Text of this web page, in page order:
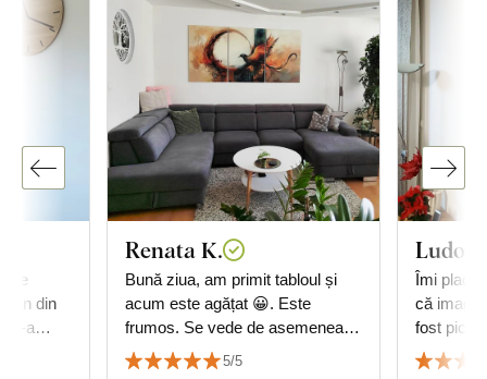
de
din
S-a
Renata K.
Bună ziua, am primit tabloul și
acum este agățat 😀. Este
frumos. Se vede de asemenea și
copacul vieții cumpărat de la
5/5
Îmi plac
că
fost